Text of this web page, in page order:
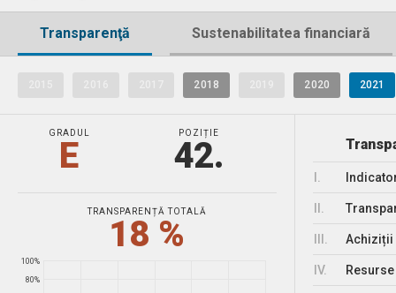
Transparenţă Sustenabilitatea financiară
2018 2020 2021
GRADUL
E
POZIȚIE
42.
TRANSPARENȚĂ TOTALĂ
18 %
80%
100%
Achiziții
IV.